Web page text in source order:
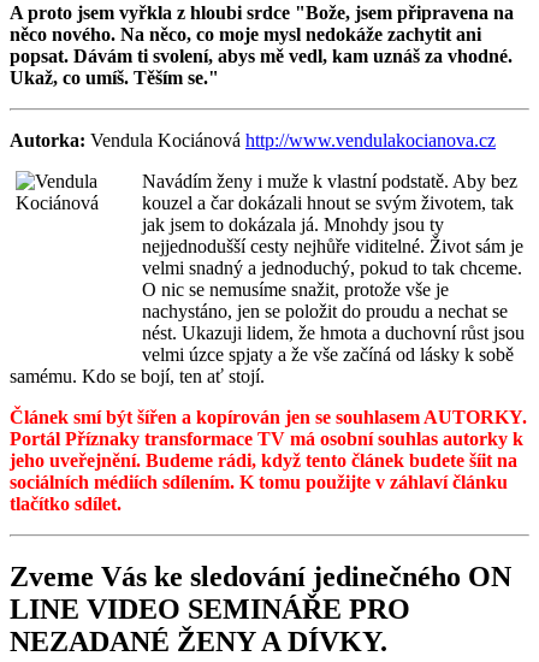
A proto jsem vyřkla z hloubi srdce "Bože, jsem připravena na
něco nového. Na něco, co moje mysl nedokáže zachytit ani
popsat. Dávám ti svolení, abys mě vedl, kam uznáš za vhodné.
Ukaž, co umíš. Těším se."
Autorka: Vendula Kociánová http://www.vendulakocianova.cz
Navádím ženy i muže k vlastní podstatě. Aby bez
kouzel a čar dokázali hnout se svým životem, tak
jak jsem to dokázala já. Mnohdy jsou ty
nejjednodušší cesty nejhůře viditelné. Život sám je
velmi snadný a jednoduchý, pokud to tak chceme.
O nic se nemusíme snažit, protože vše je
nachystáno, jen se položit do proudu a nechat se
nést. Ukazuji lidem, že hmota a duchovní růst jsou
velmi úzce spjaty a že vše začíná od lásky k sobě
samému. Kdo se bojí, ten ať stojí.
Článek smí být šířen a kopírován jen se souhlasem AUTORKY.
Portál Příznaky transformace TV má osobní souhlas autorky k
jeho uveřejnění. Budeme rádi, když tento článek budete šíit na
sociálních médiích sdílením. K tomu použijte v záhlaví článku
tlačítko sdílet.
Zveme Vás ke sledování jedinečného ON
LINE VIDEO SEMINÁŘE PRO
NEZADANÉ ŽENY A DÍVKY.